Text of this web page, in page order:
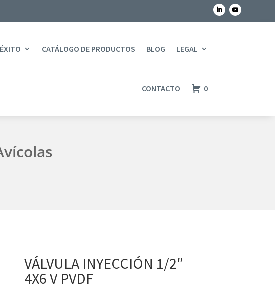
CATÁLOGO DE PRODUCTOS BLOG LEGAL
CONTACTO 0
VÁLVULA INYECCIÓN 1/2″
4X6 V PVDF